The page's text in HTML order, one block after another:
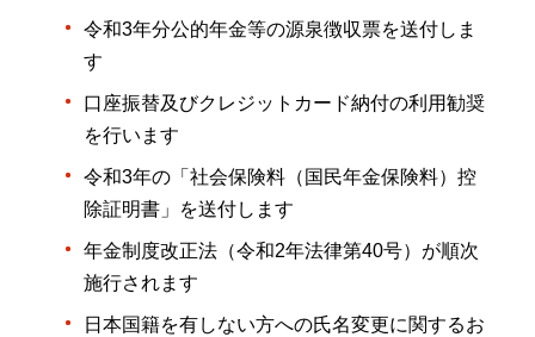
令和3年分公的年金等の源泉徴収票を送付しま
す
口座振替及びクレジットカード納付の利用勧奨
を行います
令和3年の「社会保険料（国民年金保険料）控
除証明書」を送付します
年金制度改正法（令和2年法律第40号）が順次
施行されます
日本国籍を有しない方への氏名変更に関するお